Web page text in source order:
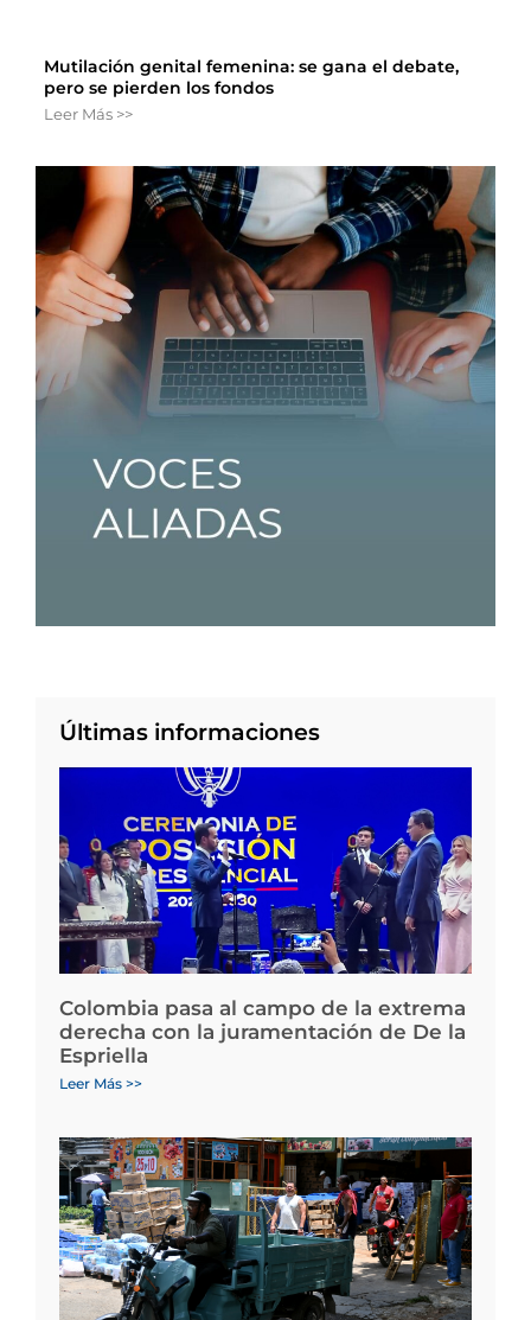
Mutilación genital femenina: se gana el debate,
pero se pierden los fondos
Leer Más >>
Últimas informaciones
Colombia pasa al campo de la extrema
derecha con la juramentación de De la
Espriella
Leer Más >>